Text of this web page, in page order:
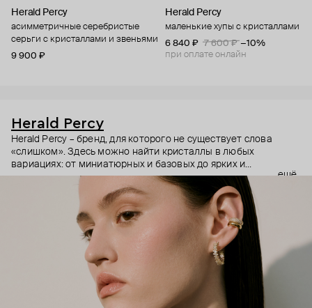
Herald Percy
асимметричные серебристые
серьги с кристаллами и звеньями
9 900 ₽
Herald Percy
маленькие хупы с кристаллами
6 840 ₽
7 600 ₽ −10%
при оплате онлайн
Herald Percy
Herald Percy – бренд, для которого не существует слова
«слишком». Здесь можно найти кристаллы в любых
вариациях: от миниатюрных и базовых до ярких и
массивных, которые сразу становятся главным элементом
образа. Героиня бренда – девушка из мегаполиса, которой
нужно как минимум 25 часов в сутках, чтобы все успеть, и
внушительный арсенал украшений, чтобы, поменяв серьги,
поехать на вечеринку сразу из офиса.
ещё